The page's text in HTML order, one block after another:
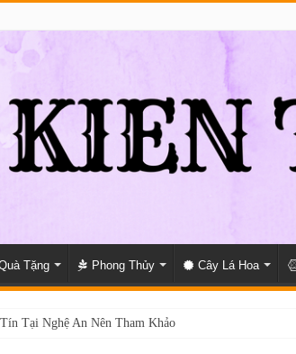
Tặng Phong Thủy Cây Lá Hoa
Tại Nghệ An Nên Tham Khảo
Yêu Cầu Tại Phường Bàn Cờ